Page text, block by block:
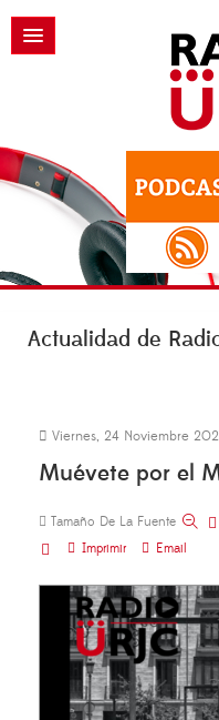
Actualidad de
Viernes, 24 Noviembre
Muévete por el
Tamaño De La Fuente
Imprimir
Email